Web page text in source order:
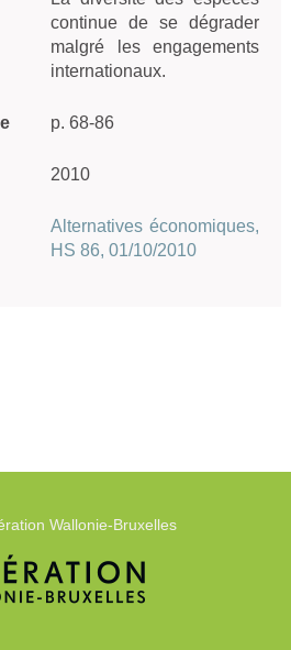
continue de se dégrader
malgré les engagements
internationaux.
p. 68-86
2010
Alternatives économiques,
HS 86, 01/10/2010
Wallonie-Bruxelles